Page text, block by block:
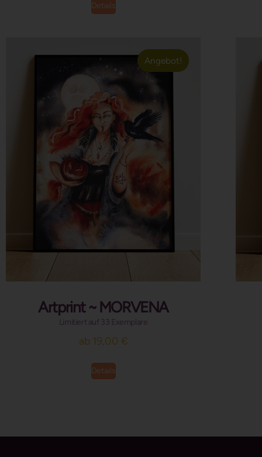
Details
Angebot!
Artprint ~ MORVENA
Limitiert auf 33 Exemplare
ab 19,00 €
Details